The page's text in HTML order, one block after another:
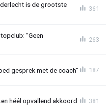
is de grootste
361
"Geen
263
gesprek met de coach" 187
héél opvallend akkoord 381